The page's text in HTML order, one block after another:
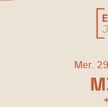
Mer.